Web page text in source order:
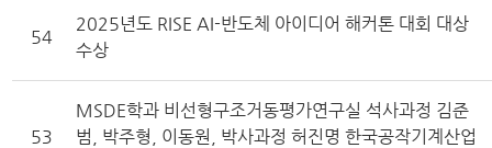
54
2025년도 RISE AI-반도체 아이디어 해커톤 대회 대상
수상
53
MSDE학과 비선형구조거동평가연구실 석사과정 김준
범, 박주형, 이동원, 박사과정 허진명 한국공작기계산업